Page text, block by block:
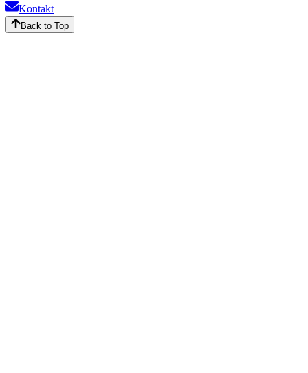
Kontakt
Back to Top